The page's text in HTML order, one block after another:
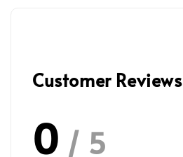
Customer Reviews
0 / 5